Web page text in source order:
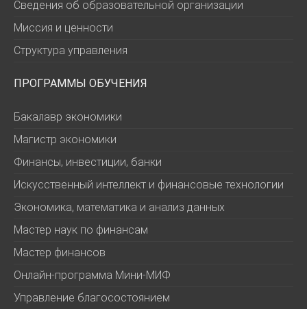
Сведения об образовательной организации
Миссия и ценности
Структура управления
ПРОГРАММЫ ОБУЧЕНИЯ
Бакалавр экономики
Магистр экономики
Финансы, инвестиции, банки
Искусственный интеллект и финансовые технологии
Экономика, математика и анализ данных
Мастер наук по финансам
Мастер финансов
Онлайн-программа Мини-МИФ
Управление благосостоянием